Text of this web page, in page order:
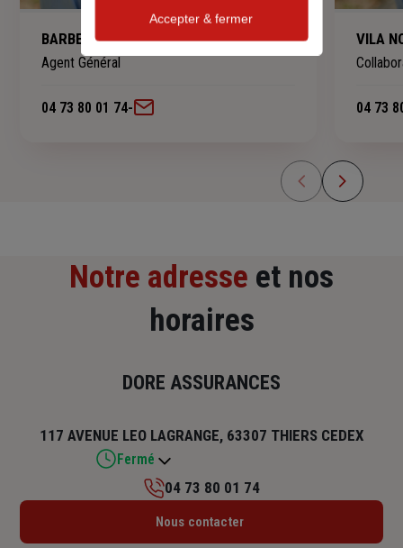
BARBERA Delphine
Agent Général
04 73 80 01 74-
VILA
04 73
Notre adresse et nos
horaires
DORE ASSURANCES
117 AVENUE LEO LAGRANGE, 63307 THIERS CEDEX
Fermé
Lundi : 09h – 12h30 / 14h30 – 18h
04 73 80 01 74
Nous contacter
Accepter & fermer